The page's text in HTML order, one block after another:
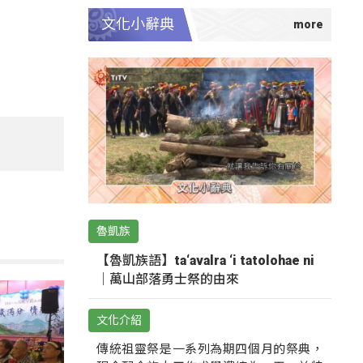
文化小辭典
魯凱族
【魯凱族語】ta‘avalra ‘i tatolohae ni
｜萬山部落勇士祭的由來
文化介紹
傳統祖靈祭是一系列為期四個月的祭典，